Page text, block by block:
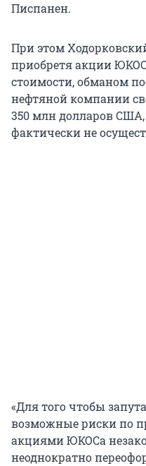
Писпанен.
При этом
приобретя акции
стоимости, обманом
нефтяной компании
350 млн долларов
фактически не
«Для того чтобы
возможные риски по
акциями ЮКОСа
неоднократно